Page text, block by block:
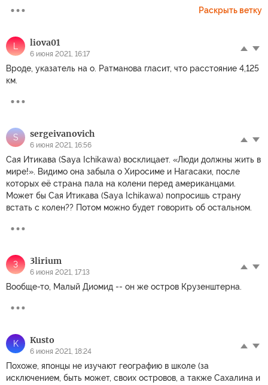
Раскрыть ветку
L liova01
6 июня 2021, 16:17
Вроде, указатель на о. Ратманова гласит, что расстояние 4,125
км.
S sergeivanovich
6 июня 2021, 16:56
Сая Итикава (Saya Ichikawa) восклицает. «Люди должны жить в
мире!». Видимо она забыла о Хиросиме и Нагасаки, после
которых её страна пала на колени перед американцами.
Может бы Сая Итикава (Saya Ichikawa) попросишь страну
встать с колен?? Потом можно будет говорить об остальном.
3 3lirium
6 июня 2021, 17:13
Вообще-то, Малый Диомид -- он же остров Крузенштерна.
K Kusto
6 июня 2021, 18:24
Похоже, японцы не изучают географию в школе (за
исключением, быть может, своих островов, а также Сахалина и